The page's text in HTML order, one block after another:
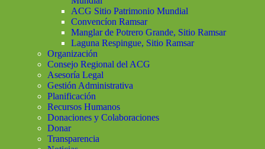
ACG Sitio Patrimonio Mundial
Convencíon Ramsar
Manglar de Potrero Grande, Sitio Ramsar
Laguna Respingue, Sitio Ramsar
Organización
Consejo Regional del ACG
Asesoría Legal
Gestión Administrativa
Planificación
Recursos Humanos
Donaciones y Colaboraciones
Donar
Transparencia